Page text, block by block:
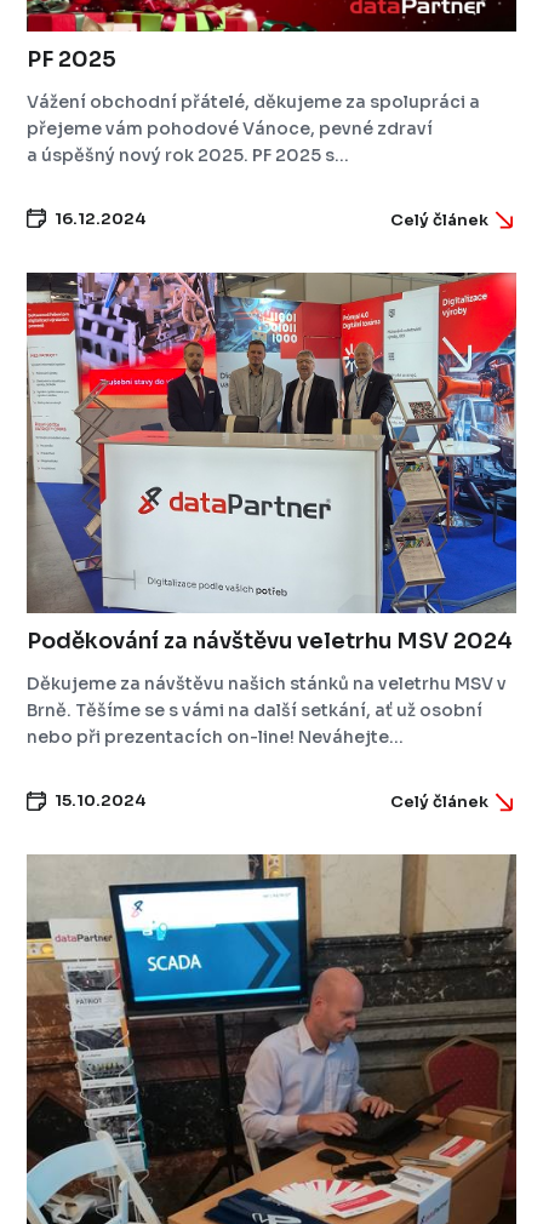
PF 2025
Vážení obchodní přátelé, děkujeme za spolupráci a
přejeme vám pohodové Vánoce, pevné zdraví
a úspěšný nový rok 2025. PF 2025 s...
16.12.2024 Celý článek
Poděkování za návštěvu veletrhu MSV 2024
Děkujeme za návštěvu našich stánků na veletrhu MSV v
Brně. Těšíme se s vámi na další setkání, ať už osobní
nebo při prezentacích on-line! Neváhejte...
15.10.2024 Celý článek